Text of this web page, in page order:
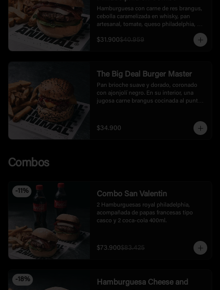
Hamburguesa con carne de res brangus,
cebolla caramelizada en whisky, pan
artesanal, tomate, queso philadelphia,
papas.
$31.900$40.959
The Big Deal Burger Master
Pan brioche suave y dorado, coronado
con ajonjolí negro. En su interior, una
jugosa carne brangus cocinada al punto
con un toque trufado que aporta
profundidad y elegancia. Encima, una
$34.900
Combos
-11% Combo San Valentin
2 Hamburguesas royal philadelphia,
acompañada de papas francesas tipo
casco y 2 coca-cola 400ml.
$73.900$83.425
-18%
Hamburguesa Cheese and